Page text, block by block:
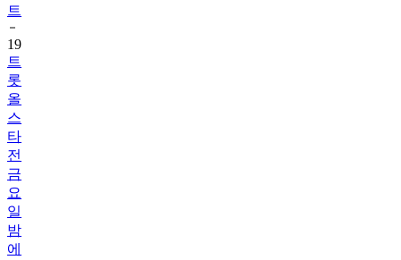
트
19
트
롯
올
스
타
전
금
요
일
밤
에